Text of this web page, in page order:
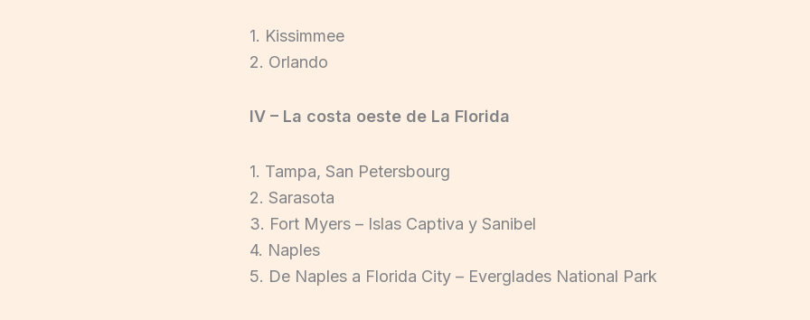
1. Kissimmee
2. Orlando
IV – La costa oeste de La Florida
1. Tampa, San Petersbourg
2. Sarasota
3. Fort Myers – Islas Captiva y Sanibel
4. Naples
5. De Naples a Florida City – Everglades National Park